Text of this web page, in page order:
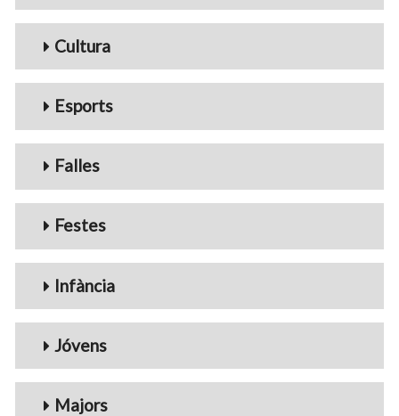
Cultura
Esports
Falles
Festes
Infància
Jóvens
Majors